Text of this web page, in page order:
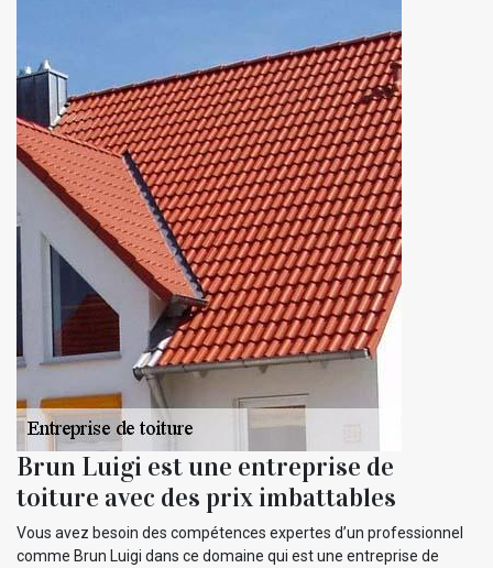
Brun Luigi est une entreprise de
toiture avec des prix imbattables
Vous avez besoin des compétences expertes d’un professionnel
comme Brun Luigi dans ce domaine qui est une entreprise de